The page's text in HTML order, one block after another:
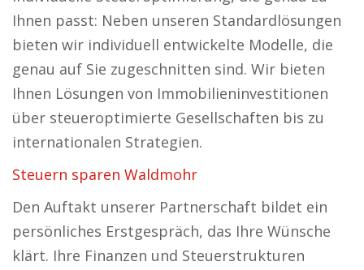
Ihnen passt: Neben unseren Standardlösungen
bieten wir individuell entwickelte Modelle, die
genau auf Sie zugeschnitten sind. Wir bieten
Ihnen Lösungen von Immobilieninvestitionen
über steueroptimierte Gesellschaften bis zu
internationalen Strategien.
Steuern sparen Waldmohr
Den Auftakt unserer Partnerschaft bildet ein
persönliches Erstgespräch, das Ihre Wünsche
klärt. Ihre Finanzen und Steuerstrukturen